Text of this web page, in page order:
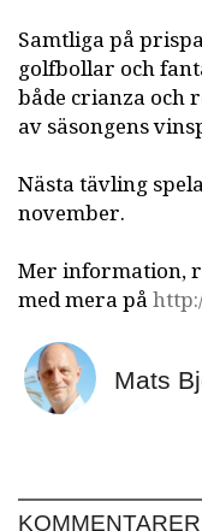
Samtliga på
golfbollar och
både crianza och
av säsongens
Nästa tävling
november.
Mer information,
med mera på
Mats
KOMMENTARER